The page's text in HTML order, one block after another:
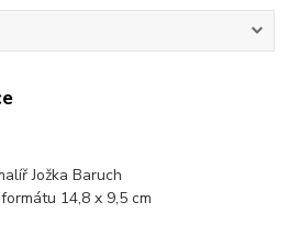
Jožka Baruch
14,8 x 9,5 cm